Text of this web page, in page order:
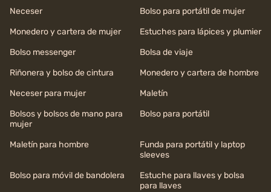
Neceser
Bolso para portátil de mujer
Monedero y cartera de mujer
Estuches para lápices y plumier
Bolso messenger
Bolsa de viaje
Riñonera y bolso de cintura
Monedero y cartera de hombre
Neceser para mujer
Maletín
Bolsos y bolsos de mano para
mujer
Bolso para portátil
Maletín para hombre
Funda para portátil y laptop
sleeves
Bolso para móvil de bandolera
Estuche para llaves y bolsa
para llaves